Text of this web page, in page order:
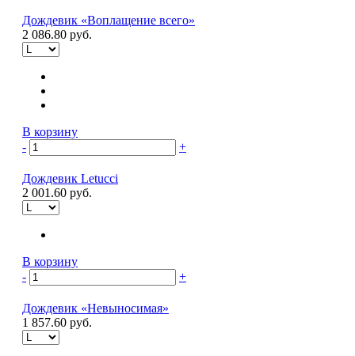
Дождевик «Воплащение всего»
2 086.80 руб.
В корзину
-
+
Дождевик Letucci
2 001.60 руб.
В корзину
-
+
Дождевик «Невыносимая»
1 857.60 руб.